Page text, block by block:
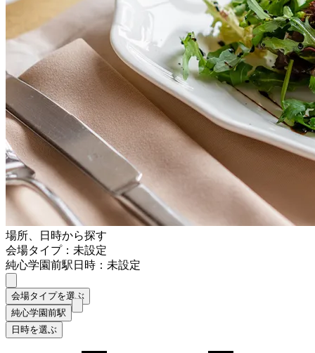
場所、日時から探す
会場タイプ：未設定
純心学園前駅日時：未設定
会場タイプを選ぶ
純心学園前駅
日時を選ぶ